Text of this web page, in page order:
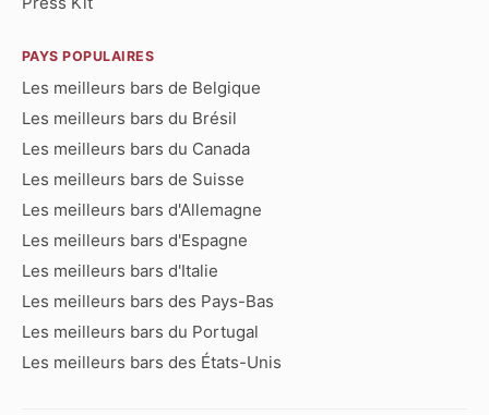
PAYS POPULAIRES
Les meilleurs bars de Belgique
Les meilleurs bars du Brésil
Les meilleurs bars du Canada
Les meilleurs bars de Suisse
Les meilleurs bars d'Allemagne
Les meilleurs bars d'Espagne
Les meilleurs bars d'Italie
Les meilleurs bars des Pays-Bas
Les meilleurs bars du Portugal
Les meilleurs bars des États-Unis